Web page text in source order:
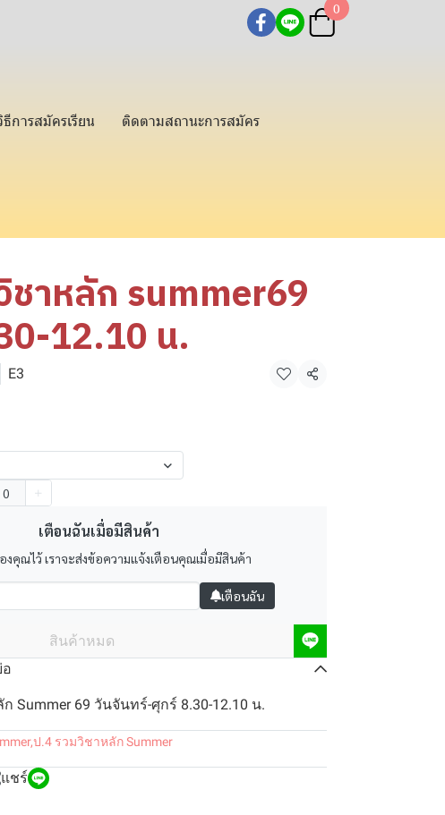
0
ธีการสมัครเรียน ติดตามสถานะการสมัคร
ชาหลัก summer69
12.10 น.
E3 แชร์
เตือนฉันเมื่อมีสินค้า
งคุณไว้ เราจะส่งข้อความแจ้งเตือนคุณเมื่อมีสินค้า
เตือนฉัน
สินค้าหมด
Summer 69 วันจันทร์-ศุกร์ 8.30-12.10 น.
,ป.4 รวมวิชาหลัก Summer
แชร์